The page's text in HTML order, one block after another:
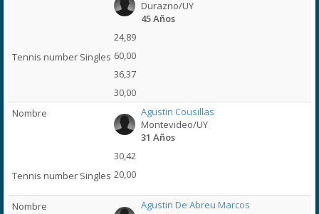
Durazno/UY
45 Años
24,89
60,00
36,37
30,00
Agustin Cousillas
Montevideo/UY
31 Años
30,42
20,00
Agustin De Abreu Marcos